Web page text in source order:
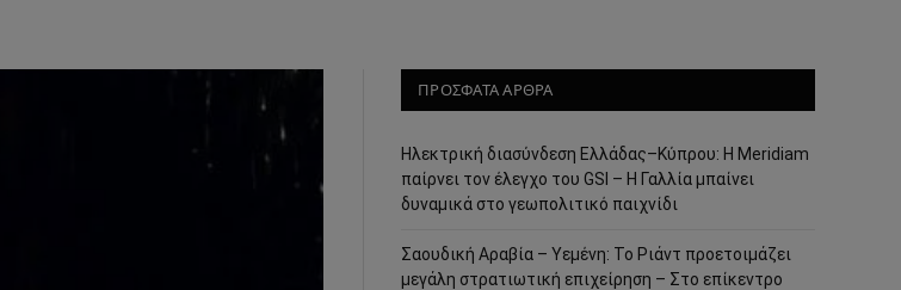
ΠΡΟΣΦΑΤΑ ΑΡΘΡΑ
Ηλεκτρική διασύνδεση Ελλάδας–Κύπρου: Η Meridiam
παίρνει τον έλεγχο του GSI – Η Γαλλία μπαίνει
δυναμικά στο γεωπολιτικό παιχνίδι
Σαουδική Αραβία – Υεμένη: Το Ριάντ προετοιμάζει
μεγάλη στρατιωτική επιχείρηση – Στο επίκεντρο